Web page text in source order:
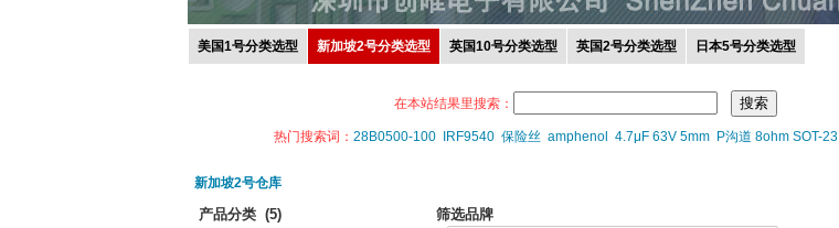
美国1号分类选型 新加坡2号分类选型 英国10号分类选型 英国2号分类选型 日本5号分类选型
在本站结果里搜索：
热门搜索词： 28B0500-100 IRF9540 保险丝 amphenol 4.7μF 63V 5mm P沟道 8ohm SOT-23
新加坡2号仓库
产品分类 (5) 筛选品牌